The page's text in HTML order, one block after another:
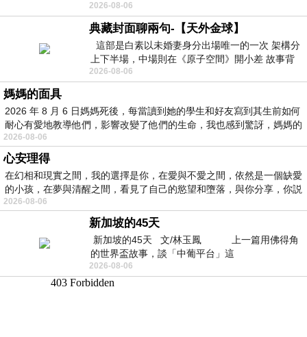
細賞。
2026-08-06
典藏封面聊兩句-【天外金球】
這部是白素以未婚妻身分出場唯一的一次 架構分
上下半場，中場則在《原子空間》開小差 故事背
景影射西藏境外流亡 地下組織
2026-08-06
媽媽的面具
2026 年 8 月 6 日媽媽死後，每當讀到她的學生和好友寫到其生前如何
耐心有愛地教導他們，影響改變了他們的生命，我也感到驚訝，媽媽的
2026-08-06
心安理得
在幻相和現實之間，我的選擇是你，在愛與不愛之間，依然是一個缺愛
的小孩，在夢與清醒之間，看見了自己的慾望和墮落，與你分享，你説
2026-08-06
新加坡的45天
新加坡的45天 文/林玉鳳 上一篇用佛得角
的世界盃故事，談「中葡平台」這
2026-08-06